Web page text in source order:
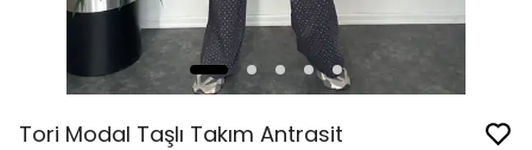
Tori Modal Taşlı Takım Antrasit